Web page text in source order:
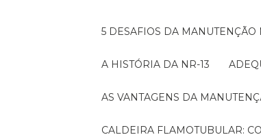
5 DESAFIOS DA
A HISTÓRIA DA NR-13
AS VANTAGENS DA
CALDEIRA FLAMOTUBULAR: